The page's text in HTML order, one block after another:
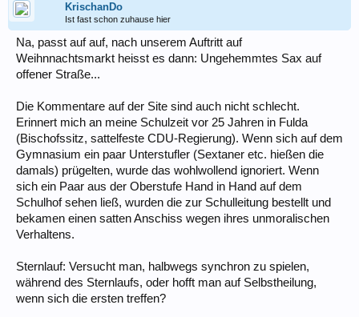
KrischanDo
Ist fast schon zuhause hier
Na, passt auf auf, nach unserem Auftritt auf
Weihnnachtsmarkt heisst es dann: Ungehemmtes Sax auf
offener Straße...
Die Kommentare auf der Site sind auch nicht schlecht.
Erinnert mich an meine Schulzeit vor 25 Jahren in Fulda
(Bischofssitz, sattelfeste CDU-Regierung). Wenn sich auf dem
Gymnasium ein paar Unterstufler (Sextaner etc. hießen die
damals) prügelten, wurde das wohlwollend ignoriert. Wenn
sich ein Paar aus der Oberstufe Hand in Hand auf dem
Schulhof sehen ließ, wurden die zur Schulleitung bestellt und
bekamen einen satten Anschiss wegen ihres unmoralischen
Verhaltens.
Sternlauf: Versucht man, halbwegs synchron zu spielen,
während des Sternlaufs, oder hofft man auf Selbstheilung,
wenn sich die ersten treffen?